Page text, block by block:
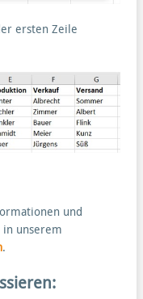
ersten Zeile
und
in unserem
.